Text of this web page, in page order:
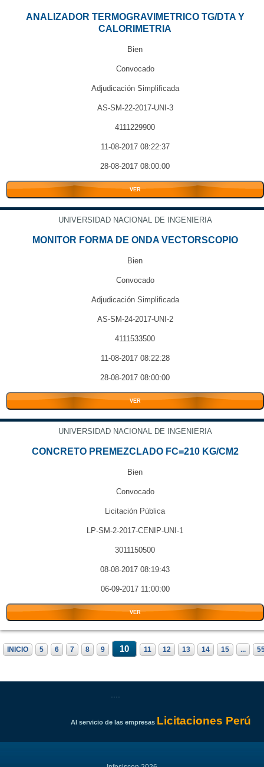
ANALIZADOR TERMOGRAVIMETRICO TG/DTA Y
CALORIMETRIA
Bien
Convocado
Adjudicación Simplificada
AS-SM-22-2017-UNI-3
4111229900
11-08-2017 08:22:37
28-08-2017 08:00:00
VER
UNIVERSIDAD NACIONAL DE INGENIERIA
MONITOR FORMA DE ONDA VECTORSCOPIO
Bien
Convocado
Adjudicación Simplificada
AS-SM-24-2017-UNI-2
4111533500
11-08-2017 08:22:28
28-08-2017 08:00:00
VER
UNIVERSIDAD NACIONAL DE INGENIERIA
CONCRETO PREMEZCLADO FC=210 KG/CM2
Bien
Convocado
Licitación Pública
LP-SM-2-2017-CENIP-UNI-1
3011150500
08-08-2017 08:19:43
06-09-2017 11:00:00
VER
INICIO 5 6 7 8 9 10 11 12 13 14 15 ...
Al servicio de las empresas Licitaciones Perú